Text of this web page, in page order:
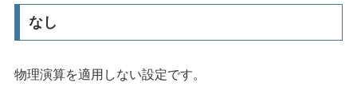
なし
物理演算を適用しない設定です。